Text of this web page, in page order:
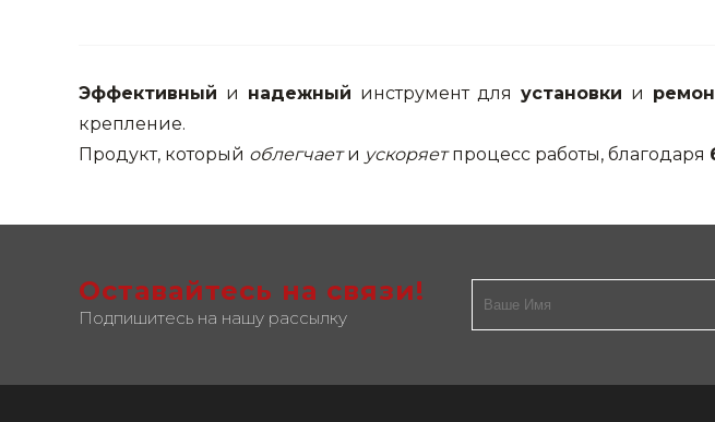
Эффективный и надежный инструмент дляустановки и
крепление.
Продукт, который облегчаети ускоряетпроцесс работы, благодаря
Оставайтесь на связи!
Подпишитесь на нашу рассылку